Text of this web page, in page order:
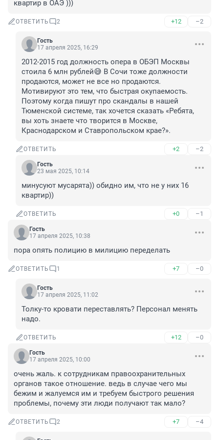
квартир в ОАЭ )))
ОТВЕТИТЬ 2 +12 –2
Гость
17 апреля 2025, 16:29
2012-2015 год должность опера в ОБЭП Москвы
стоила 6 млн рублей😅 В Сочи тоже должности
продаются, может не все но продаются.
Мотивируют это тем, что быстрая окупаемость.
Поэтому когда пишут про скандалы в нашей
Тюменской системе, так хочется сказать «Ребята,
вы хоть знаете что творится в Москве,
Краснодарском и Ставропольском крае?».
ОТВЕТИТЬ +2 –2
Гость
23 мая 2025, 10:14
минусуют мусарята)) обидно им, что не у них 16
квартир))
ОТВЕТИТЬ +0 –1
Гость
17 апреля 2025, 10:38
пора опять полицию в милицию переделать
ОТВЕТИТЬ 1 +7 –0
Гость
17 апреля 2025, 11:02
Толку-то кровати переставлять? Персонал менять
надо.
ОТВЕТИТЬ +12 –0
Гость
17 апреля 2025, 10:00
очень жаль. к сотрудникам правоохранительных
органов такое отношение. ведь в случае чего мы
бежим и жалуемся им и требуем быстрого решения
проблемы, почему эти люди получают так мало?
ОТВЕТИТЬ 2 +7 –4